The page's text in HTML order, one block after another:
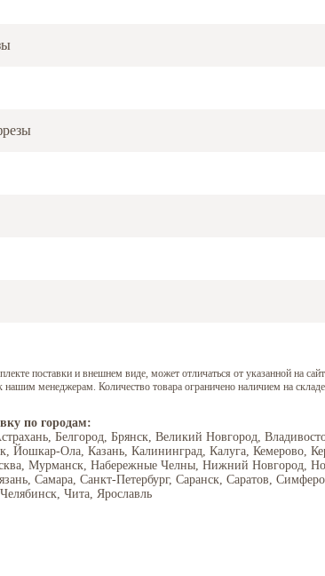
поставки и внешнем виде, может отличаться от указанной на
нашим менеджерам. Количество товара ограничено наличием на
по городам:
Белгород, Брянск, Великий Новгород,
Йошкар-Ола, Казань, Калининград, Калуга, Кемерово,
Мурманск, Набережные Челны, Нижний Новгород,
Самара, Санкт-Петербург, Саранск, Саратов,
Чита, Ярославль